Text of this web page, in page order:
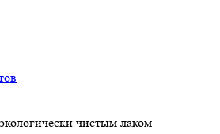
чистым лаком